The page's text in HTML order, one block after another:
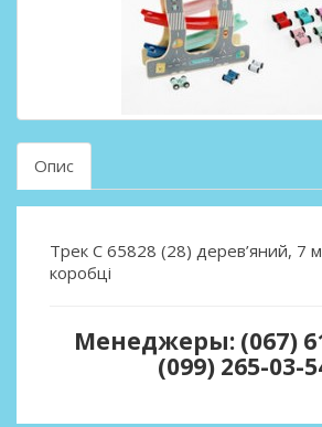
Опис
Трек C 65828 (28) дерев’яний, 7
коробці
Менеджеры: (067)
(099) 265-03-